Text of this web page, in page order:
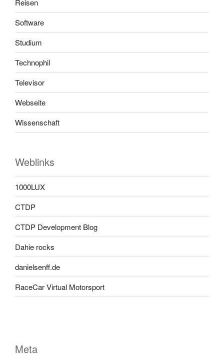
Software
Studium
Technophil
Televisor
Webseite
Wissenschaft
Weblinks
1000LUX
CTDP
CTDP Development Blog
Dahie rocks
danielsenff.de
RaceCar Virtual Motorsport
Meta